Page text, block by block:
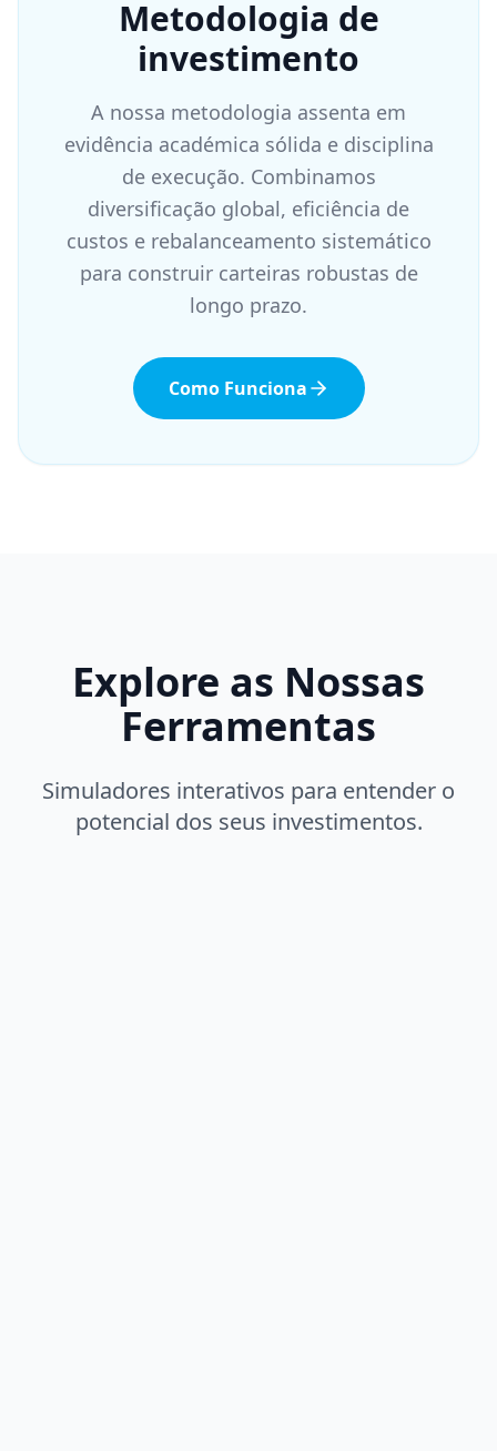
Metodologia de
investimento
A nossa metodologia assenta em
evidência académica sólida e disciplina
de execução. Combinamos
diversificação global, eficiência de
custos e rebalanceamento sistemático
para construir carteiras robustas de
longo prazo.
Como Funciona
Explore as Nossas
Ferramentas
Simuladores interativos para entender o
potencial dos seus investimentos.